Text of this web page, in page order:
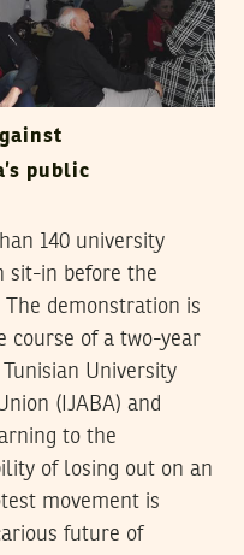
public
140 university
sit-in before the
demonstration is
course of a two-year
University
(IJABA) and
to the
of losing out on an
movement is
future of